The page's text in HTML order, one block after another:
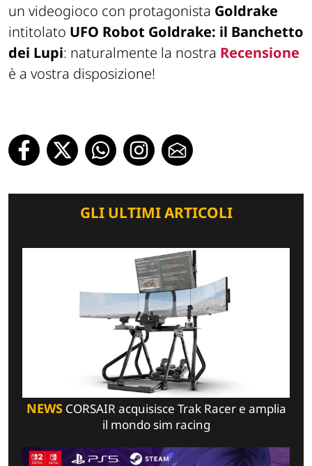
un videogioco con protagonista Goldrake
intitolato UFO Robot Goldrake: il Banchetto
dei Lupi: naturalmente la nostra Recensione
è a vostra disposizione!
GLI ULTIMI ARTICOLI
NEWSCORSAIR acquisisce Trak Racer e amplia
il mondo sim racing